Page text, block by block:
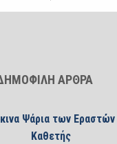
ΑΡΘΡΑ
Ψάρια των Εραστών
Καθετής